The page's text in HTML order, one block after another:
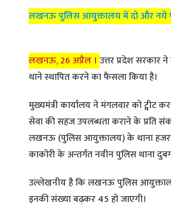
लखनऊ पुलिस आयुक्तालय में दो और नये
लखनऊ, 26 अप्रैल । उत्तर प्रदेश
थाने स्थापित करने का फैसला किया है।
मुख्यमंत्री कार्यालय ने मंगलवार को
सेवा की सहज उपलब्धता कराने के प्रति
लखनऊ (पुलिस आयुक्तालय) के थाना
काकोरी के अन्तर्गत नवीन पुलिस थाना
उल्लेखनीय है कि लखनऊ पुलिस
इनकी संख्या बढ़कर 45 हो जाएगी।